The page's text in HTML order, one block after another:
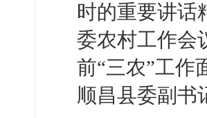
时的重要讲话
委农村工作会
前“三农”工作
顺昌县委副书